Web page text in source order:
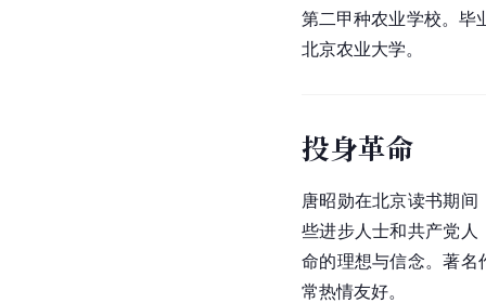
第二甲种农业学校。毕
北京农业大学。
投身革命
唐昭勋在北京读书期
些进步人士和共产党人
命的理想与信念。著名
常热情友好。